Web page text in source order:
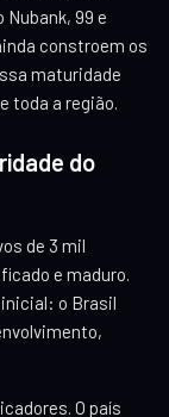
99 e
constroem os
maturidade
toda a região.
do
de 3 mil
e maduro.
o Brasil
O país